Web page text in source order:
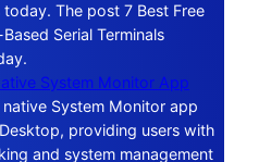
The post 7 Best Free
Serial Terminals
System Monitor App
System Monitor app
providing users with
and system management